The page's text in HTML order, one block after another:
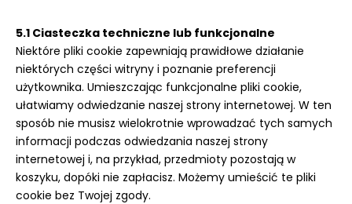
5.1 Ciasteczka techniczne lub funkcjonalne
Niektóre pliki cookie zapewniają prawidłowe działanie
niektórych części witryny i poznanie preferencji
użytkownika. Umieszczając funkcjonalne pliki cookie,
ułatwiamy odwiedzanie naszej strony internetowej. W ten
sposób nie musisz wielokrotnie wprowadzać tych samych
informacji podczas odwiedzania naszej strony
internetowej i, na przykład, przedmioty pozostają w
koszyku, dopóki nie zapłacisz. Możemy umieścić te pliki
cookie bez Twojej zgody.